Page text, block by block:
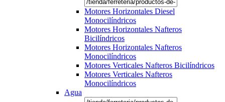
Motores Horizontales Diesel
Monocilíndricos
Motores Horizontales Nafteros
Bicilíndricos
Motores Horizontales Nafteros
Monocilíndricos
Motores Verticales Nafteros Bicilíndricos
Motores Verticales Nafteros
Monocilíndricos
Agua